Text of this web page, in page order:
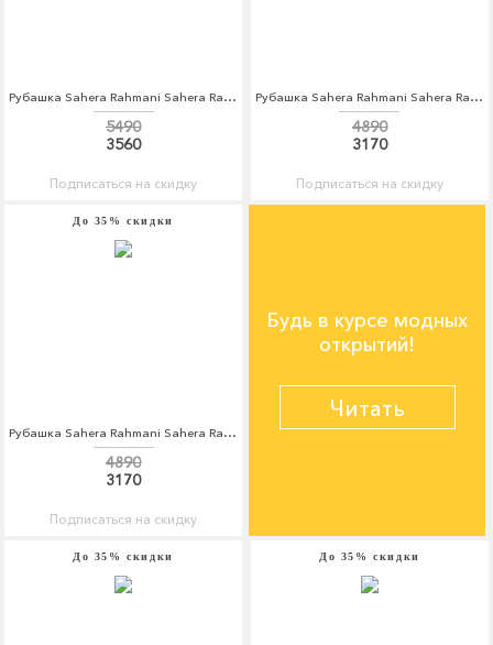
Рубашка Sahera Rahmani Sahera Rahmani MP002XM0W5IN
5490
3560
Подписаться на скидку
Рубашка Sahera Rahmani Sahera Rahmani MP002XM0W5IT
4890
3170
Подписаться на скидку
До 35% скидки
Рубашка Sahera Rahmani Sahera Rahmani MP002XM0W5IX
4890
3170
Подписаться на скидку
Будь в курсе модных
открытий!
Читать
До 35% скидки До 35% скидки